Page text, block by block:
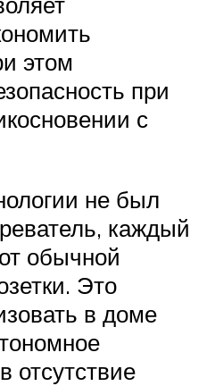
этом
при
с
не был
каждый
обычной
Это
в доме
отсутствие